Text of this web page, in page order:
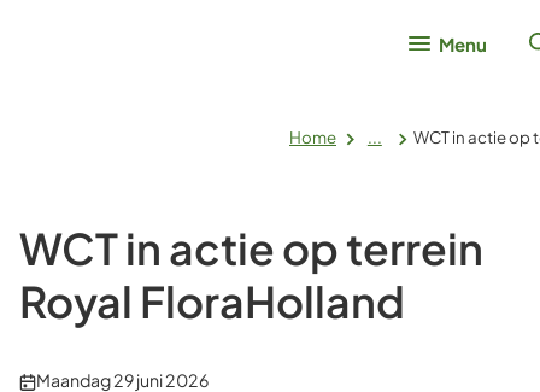
Menu
Home ... WCT in actie op
WCT in actie op terrein
Royal FloraHolland
Publicatiedatum:
Maandag 29 juni 2026